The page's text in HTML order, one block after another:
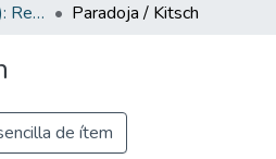
Vol. 63, Núm. 1 (2009): Revista Maga
Paradoja / Kitsch
de ítem